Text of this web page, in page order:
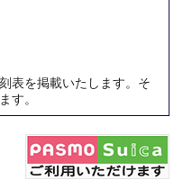
表を掲載いたします。そ
す。